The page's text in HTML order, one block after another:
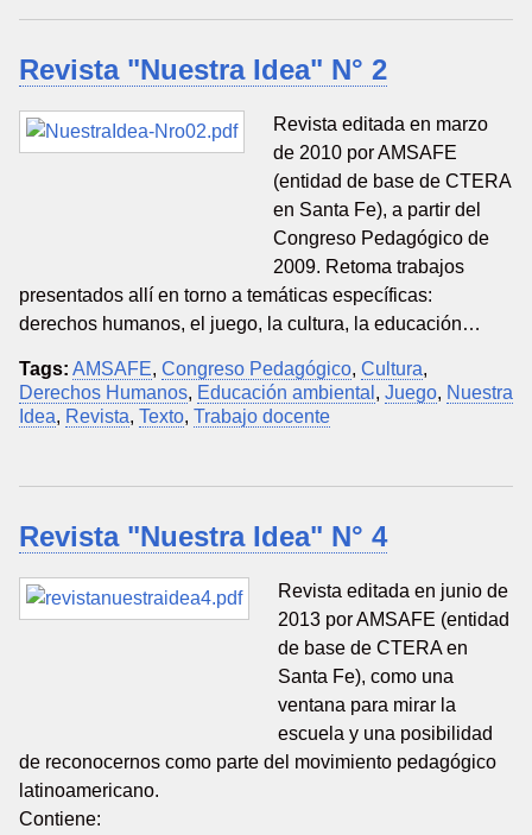
Revista "Nuestra Idea" N° 2
Revista editada en marzo
de 2010 por AMSAFE
(entidad de base de CTERA
en Santa Fe), a partir del
Congreso Pedagógico de
2009. Retoma trabajos
presentados allí en torno a temáticas específicas:
derechos humanos, el juego, la cultura, la educación…
Tags: AMSAFE, Congreso Pedagógico, Cultura,
Derechos Humanos, Educación ambiental , Juego, Nuestra
Idea, Revista, Texto, Trabajo docente
Revista "Nuestra Idea" N° 4
Revista editada en junio de
2013 por AMSAFE (entidad
de base de CTERA en
Santa Fe), como una
ventana para mirar la
escuela y una posibilidad
de reconocernos como parte del movimiento pedagógico
latinoamericano.
Contiene: